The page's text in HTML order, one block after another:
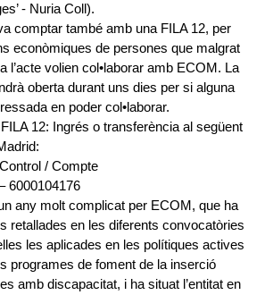
- Nuria Coll).
comptar també amb una FILA 12, per
econòmiques de persones que malgrat
l’acte volien col•laborar amb ECOM. La
oberta durant uns dies per si alguna
en poder col•laborar.
12: Ingrés o transferència al següent
/ Compte
6000104176
any molt complicat per ECOM, que ha
retallades en les diferents convocatòries
les aplicades en les polítiques actives
programes de foment de la inserció
amb discapacitat, i ha situat l’entitat en